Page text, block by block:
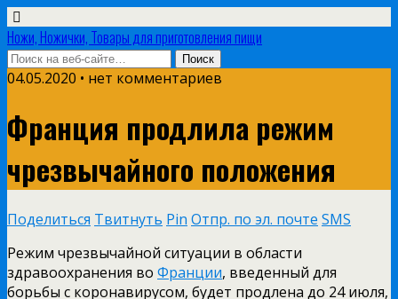
Ножи, Ножички, Товары для приготовления пищи
04.05.2020 • нет комментариев
Франция продлила режим
чрезвычайного положения
Поделиться Твитнуть Pin Отпр. по эл. почте SMS
Режим чрезвычайной ситуации в области
здравоохранения во Франции, введенный для
борьбы с коронавирусом, будет продлена до 24 июля,